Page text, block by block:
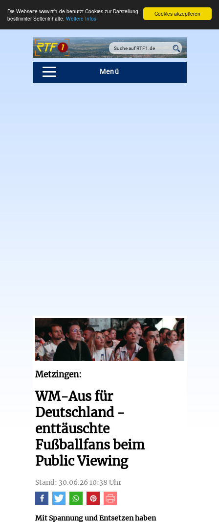
Cookies akzeptieren
Die Webseite www.rtf1.de benutzt Cookies zur Darstellung
bestimmter Seiteninhalte. Weitere Infos
Menü
Metzingen:
WM-Aus für
Deutschland -
enttäuschte
Fußballfans beim
Public Viewing
Stand: 30.06.26 10:38 Uhr
Mit Spannung und Entsetzen haben